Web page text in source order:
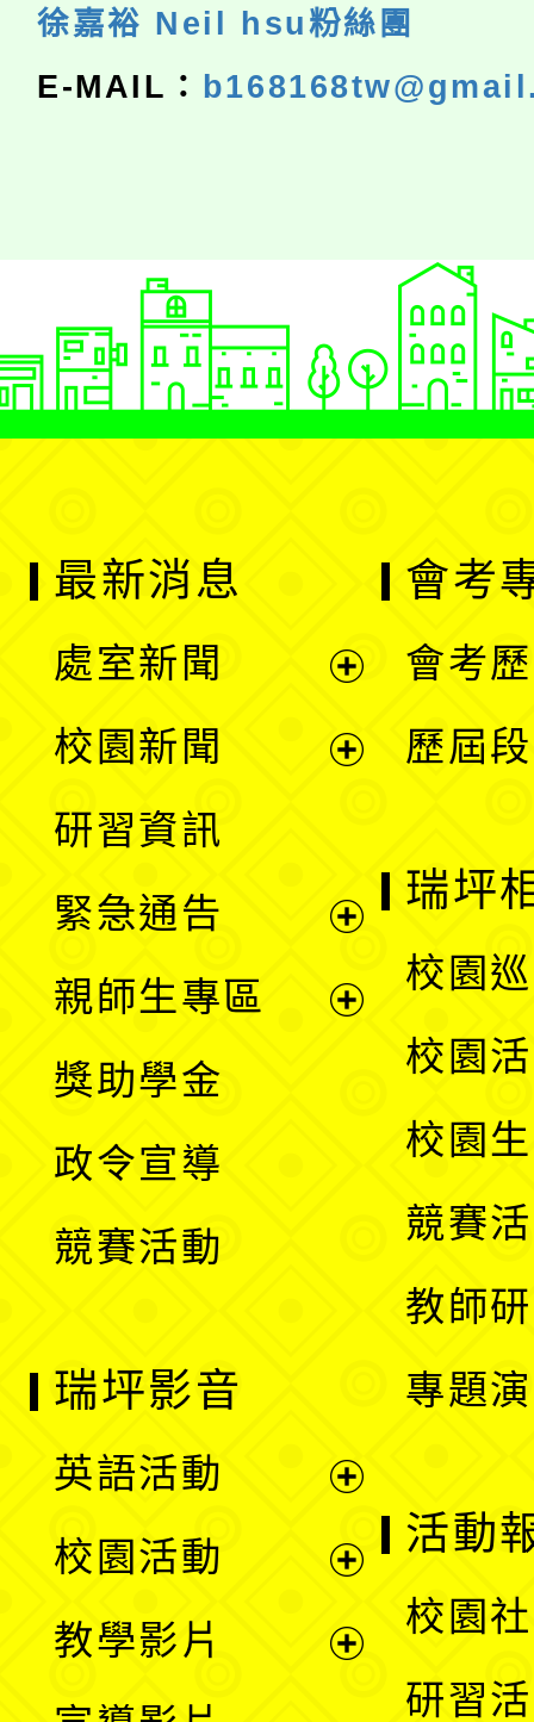
徐嘉裕 Neil hsu粉絲團
E-MAIL：
最新消息
處室新聞
單
校園新聞
選
單
研習資訊
緊急通告
親師生專區
獎助學金
政令宣導
競賽活動
會考
會考
歷屆
瑞坪
校園
校園
校園
競賽
教師
專題
瑞坪影音
英語活動
選
校園活動
教學影片
活動
校園
研習